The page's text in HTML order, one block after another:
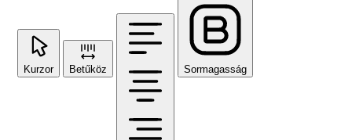
Kurzor Betűköz Sormagasság